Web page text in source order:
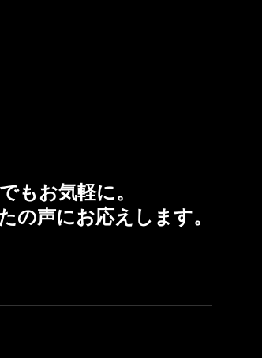
もお気軽に。
の声にお応えします。